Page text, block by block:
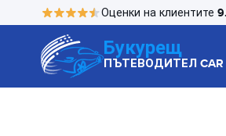
Оценки на клиентите
Букурещ
ПЪТЕВОДИТЕЛ CAR